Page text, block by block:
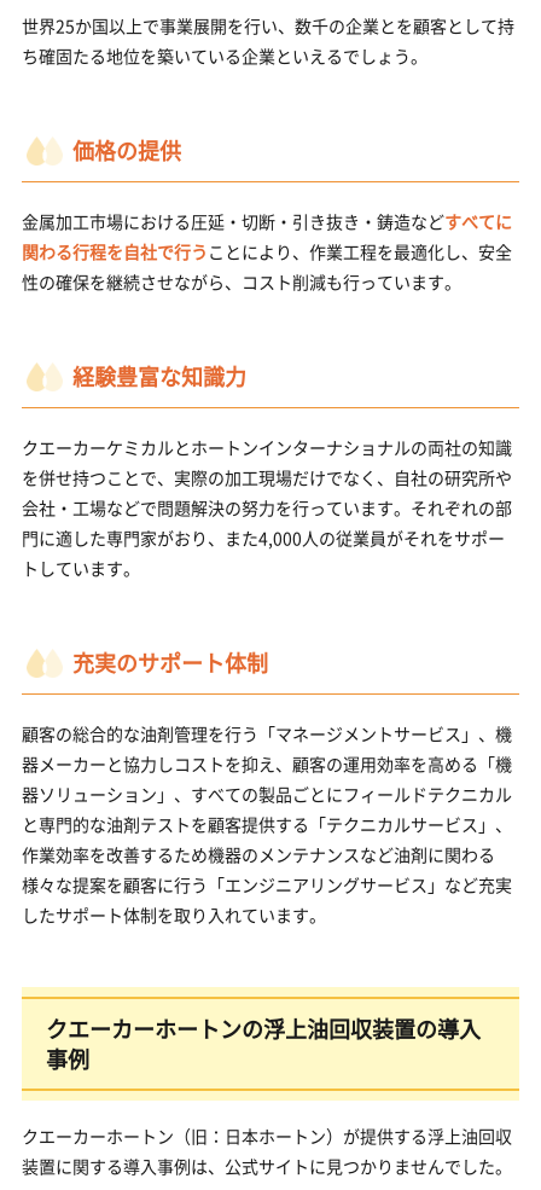
世界25か国以上で事業展開を行い、数千の企業とを顧客として持
ち確固たる地位を築いている企業といえるでしょう。
価格の提供
金属加工市場における圧延・切断・引き抜き・鋳造などすべてに
関わる行程を自社で行う ことにより、作業工程を最適化し、安全
性の確保を継続させながら、コスト削減も行っています。
経験豊富な知識力
クエーカーケミカルとホートンインターナショナルの両社の知識
を併せ持つことで、実際の加工現場だけでなく、自社の研究所や
会社・工場などで問題解決の努力を行っています。それぞれの部
門に適した専門家がおり、また4,000人の従業員がそれをサポー
トしています。
充実のサポート体制
顧客の総合的な油剤管理を行う「マネージメントサービス」、機
器メーカーと協力しコストを抑え、顧客の運用効率を高める「機
器ソリューション」、すべての製品ごとにフィールドテクニカル
と専門的な油剤テストを顧客提供する「テクニカルサービス」、
作業効率を改善するため機器のメンテナンスなど油剤に関わる
様々な提案を顧客に行う「エンジニアリングサービス」など充実
したサポート体制を取り入れています。
クエーカーホートンの浮上油回収装置の導入
事例
クエーカーホートン（旧：日本ホートン）が提供する浮上油回収
装置に関する導入事例は、公式サイトに見つかりませんでした。